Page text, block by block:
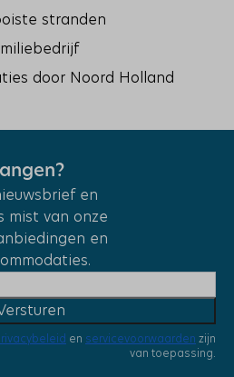
stranden
door Noord Holland
en
mist van onze
en
en servicevoorwaarden zijn
van toepassing.